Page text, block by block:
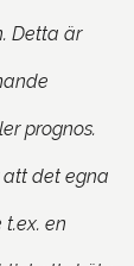
Detta är
prognos.
att det egna
en